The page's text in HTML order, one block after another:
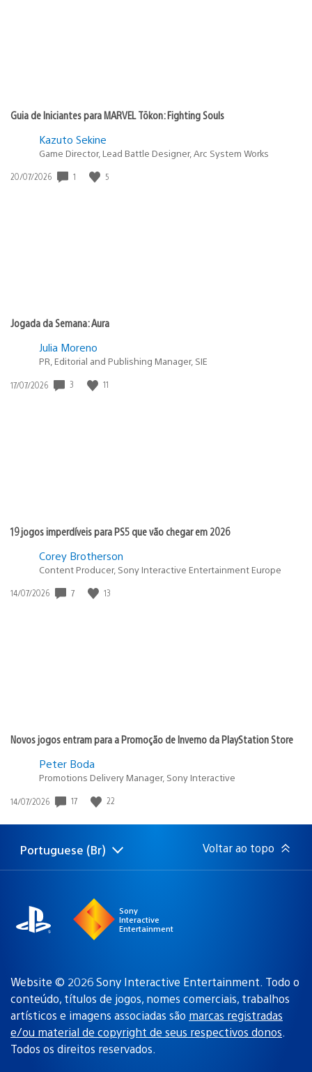
Guia de Iniciantes para MARVEL Tōkon: Fighting Souls
Kazuto Sekine
Game Director, Lead Battle Designer, Arc System Works
Data
20/07/2026 1 5
Jogada da Semana: Aura
Julia Moreno
PR, Editorial and Publishing Manager, SIE
Data
17/07/2026 3 11
19 jogos imperdíveis para PS5 que vão chegar em 2026
Corey Brotherson
Content Producer, Sony Interactive Entertainment Europe
Data
14/07/2026 7 13
Novos jogos entram para a Promoção de Inverno da PlayStation Store
Peter Boda
Promotions Delivery Manager, Sony Interactive
Data
publicação:
14/07/2026 17 22
Selecione
Região
Portuguese (Br) Voltar ao topo
Sony
Interactive
Entertainment
Website © 2026 Sony Interactive Entertainment. Todo o
conteúdo, títulos de jogos, nomes comerciais, trabalhos
artísticos e imagens associadas são marcas registradas
e/ou material de copyright de seus respectivos donos.
Todos os direitos reservados.